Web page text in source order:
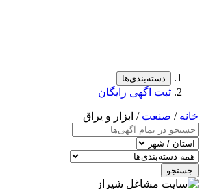
دسته‌بندی‌ها
ثبت اگهی رایگان
خانه / صنعت / ابزار و یراق
جستجو